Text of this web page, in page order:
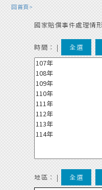
回首頁>
國家賠償事件處理情
時間： | 全選
地區： | 全選